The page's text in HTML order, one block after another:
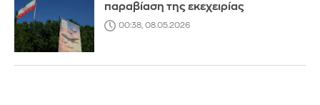
παραβίαση της εκεχειρίας
00:38, 08.05.2026